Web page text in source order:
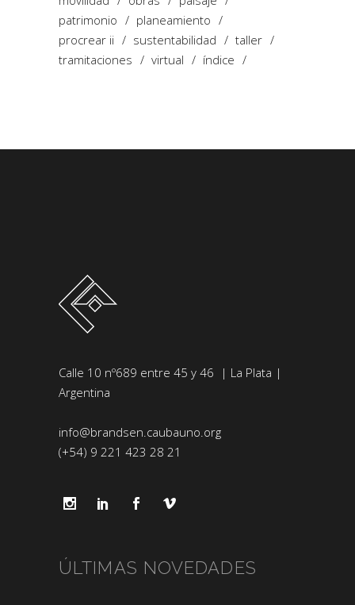
patrimonio
planeamiento
procrear ii
sustentabilidad
taller
tramitaciones
virtual índice
Calle 10 nº689 entre 45 y 46 | La Plata |
Argentina
info@brandsen.caubauno.org
(+54) 9 221 423 28 21
ÚLTIMAS NOVEDADES